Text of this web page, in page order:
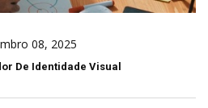
08, 2025
De Identidade Visual